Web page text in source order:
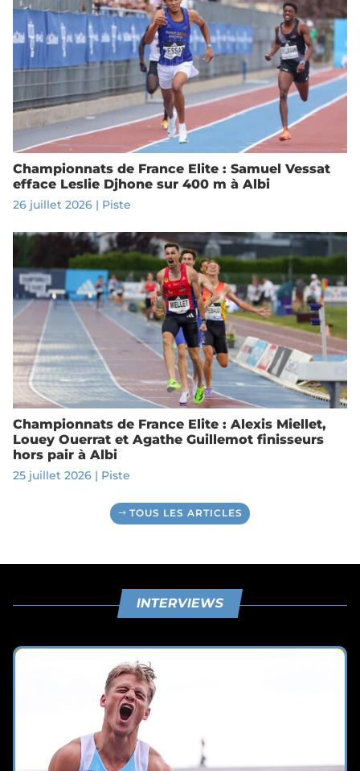
Championnats de France Elite : Samuel Vessat
efface Leslie Djhone sur 400 m à Albi
26 juillet 2026| Piste
Championnats de France Elite : Alexis Miellet,
Louey Ouerrat et Agathe Guillemot finisseurs
hors pair à Albi
25 juillet 2026| Piste
TOUS LES ARTICLES
INTERVIEWS